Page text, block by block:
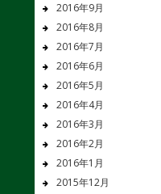
2016年9月
2016年8月
2016年7月
2016年6月
2016年5月
2016年4月
2016年3月
2016年2月
2016年1月
2015年12月